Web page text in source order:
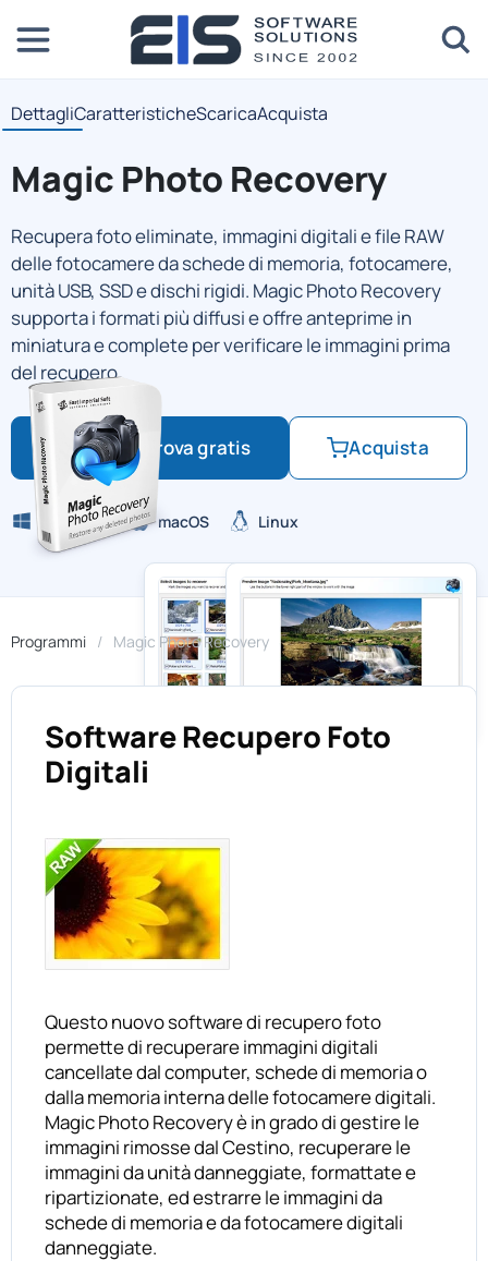
DettagliCaratteristicheScaricaAcquista
Magic Photo Recovery
Recupera foto eliminate, immagini digitali e file RAW
delle fotocamere da schede di memoria, fotocamere,
unità USB, SSD e dischi rigidi. Magic Photo Recovery
supporta i formati più diffusi e offre anteprime in
miniatura e complete per verificare le immagini prima
del recupero.
Scarica prova gratis Acquista
Windows macOS Linux
Programmi Magic Photo Recovery
Software Recupero Foto
Digitali
Questo nuovo software di recupero foto
permette di recuperare immagini digitali
cancellate dal computer, schede di memoria o
dalla memoria interna delle fotocamere digitali.
Magic Photo Recovery è in grado di gestire le
immagini rimosse dal Cestino, recuperare le
immagini da unità danneggiate, formattate e
ripartizionate, ed estrarre le immagini da
schede di memoria e da fotocamere digitali
danneggiate.